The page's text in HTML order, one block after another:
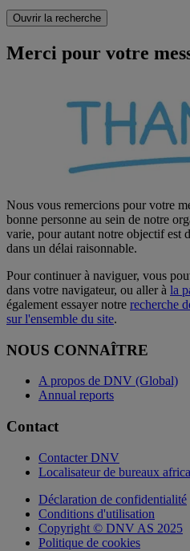
Ouvrir la recherche
Merci pour votre
Nous vous remercions pour votre
bonne personne au sein de notre
varie, pour autant notre objectif est
dans un délai raisonnable.
Pour continuer à naviguer, vous
dans votre navigateur, ou aller à la
également essayer notre recherche
sur l'ensemble du site.
NOUS CONNAÎTRE
A propos de DNV (Global)
Annual reports
Contact
Contacter DNV
Localisateur de bureaux
Déclaration de confidentialité
Conditions d'utilisation
Copyright © DNV AS 2025
Politique de cookies